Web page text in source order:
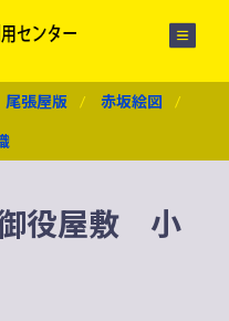
尾張屋版 赤坂絵図
役屋敷 小